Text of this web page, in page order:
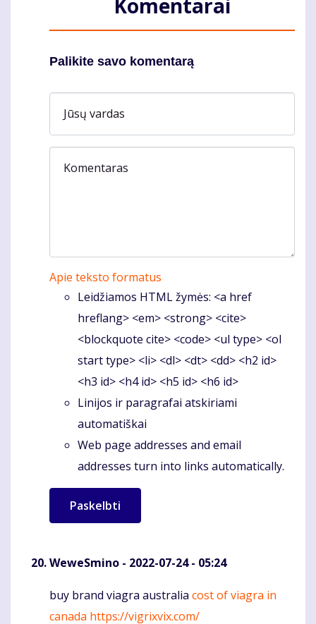
Komentarai
Palikite savo komentarą
Jūsų vardas
Komentaras
Apie teksto formatus
Leidžiamos HTML žymės: <a href
hreflang> <em> <strong> <cite>
<blockquote cite> <code> <ul type> <ol
start type> <li> <dl> <dt> <dd> <h2 id>
<h3 id> <h4 id> <h5 id> <h6 id>
Linijos ir paragrafai atskiriami
automatiškai
Web page addresses and email
addresses turn into links automatically.
WeweSmino - 2022-07-24 - 05:24
Komentaras
buy brand viagra australia cost of viagra in
canada https://vigrixvix.com/